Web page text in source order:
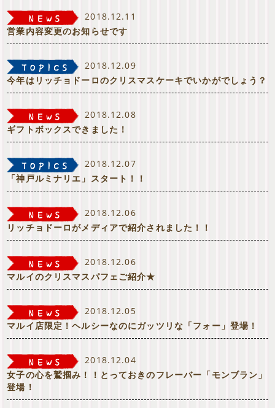
2018.12.11
営業内容変更のお知らせです
2018.12.09
今年はリッチョドーロのクリスマスケーキでいかがでしょう？
2018.12.08
ギフトボックスできました！
2018.12.07
「神戸ルミナリエ」スタート！！
2018.12.06
リッチョドーロがメディアで紹介されました！！
2018.12.06
マルイのクリスマスパフェご紹介★
2018.12.05
マルイ店限定！ヘルシーなのにガッツリな「フォー」登場！
2018.12.04
女子の心を鷲掴み！！とっておきのフレーバー「モンブラン」
登場！